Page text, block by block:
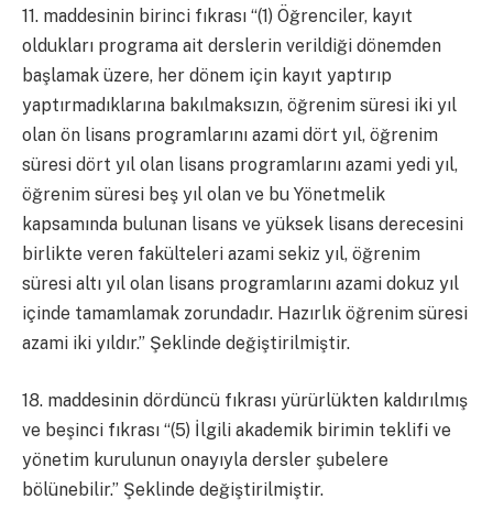
11. maddesinin birinci fıkrası “(1) Öğrenciler, kayıt
oldukları programa ait derslerin verildiği dönemden
başlamak üzere, her dönem için kayıt yaptırıp
yaptırmadıklarına bakılmaksızın, öğrenim süresi iki yıl
olan ön lisans programlarını azami dört yıl, öğrenim
süresi dört yıl olan lisans programlarını azami yedi yıl,
öğrenim süresi beş yıl olan ve bu Yönetmelik
kapsamında bulunan lisans ve yüksek lisans derecesini
birlikte veren fakülteleri azami sekiz yıl, öğrenim
süresi altı yıl olan lisans programlarını azami dokuz yıl
içinde tamamlamak zorundadır. Hazırlık öğrenim süresi
azami iki yıldır.” Şeklinde değiştirilmiştir.
18. maddesinin dördüncü fıkrası yürürlükten kaldırılmış
ve beşinci fıkrası “(5) İlgili akademik birimin teklifi ve
yönetim kurulunun onayıyla dersler şubelere
bölünebilir.” Şeklinde değiştirilmiştir.